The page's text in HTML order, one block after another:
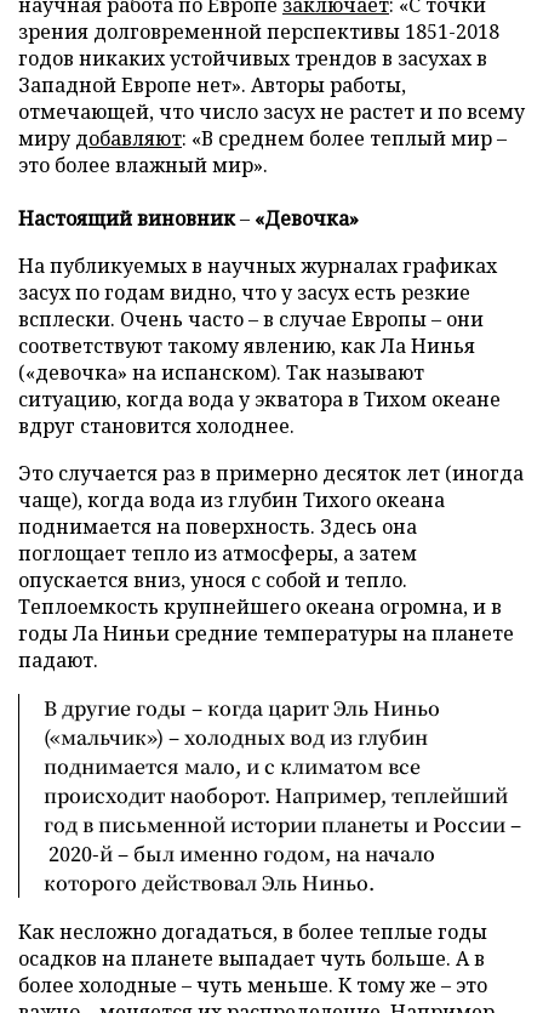
зрения долговременной перспективы 1851-2018
годов никаких устойчивых трендов в засухах в
Западной Европе нет». Авторы работы,
отмечающей, что число засух не растет и по всему
мирудобавляют: «В среднем более теплый мир –
это более влажный мир».
Настоящий виновник– «Девочка»
На публикуемых в научных журналах графиках
засух по годам видно, что у засух есть резкие
всплески. Очень часто – в случае Европы – они
соответствуют такому явлению, как Ла Нинья
(«девочка» на испанском). Так называют
ситуацию, когда вода у экватора в Тихом океане
вдруг становится холоднее.
Это случается раз в примерно десяток лет (иногда
чаще), когда вода из глубин Тихого океана
поднимается на поверхность. Здесь она
поглощает тепло из атмосферы, а затем
опускается вниз, унося с собой и тепло.
Теплоемкость крупнейшего океана огромна, и в
годы Ла Ниньи средние температуры на планете
падают.
В другие годы – когда царит Эль Ниньо
(«мальчик») – холодных вод из глубин
поднимается мало, и с климатом все
происходит наоборот. Например, теплейший
год в письменной истории планеты и России –
2020-й – был именно годом, на начало
которого действовал Эль Ниньо.
Как несложно догадаться, в более теплые годы
осадков на планете выпадает чуть больше. А в
более холодные – чуть меньше. К тому же – это